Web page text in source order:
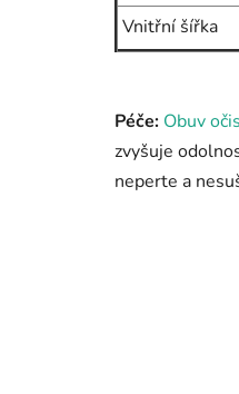
Vnitřní šířka
Péče: Obuv
zvyšuje
neperte a